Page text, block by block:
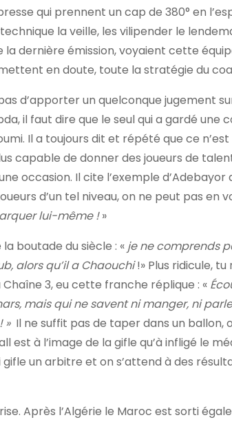
qui prennent un cap de 380° en
la veille, les vilipender le
la dernière émission, voyaient cette
en doute, toute la stratégie du
d’apporter un quelconque jugement
il faut dire que le seul qui a gardé une
Il a toujours dit et répété que ce
capable de donner des joueurs de
occasion. Il cite l’exemple d’Adebayor
d’un tel niveau, on ne peut pas en
lui-même !»
boutade du siècle : « je ne comprends
alors qu’il a Chaouchi!» Plus ridicule,
3, eu cette franche réplique : «
mais qui ne savent ni manger, ni
»Il ne suffit pas de taper dans un ballon,
à l’image de la gifle qu’à infligé le
un arbitre et on s’attend à des
Après l’Algérie le Maroc est sorti